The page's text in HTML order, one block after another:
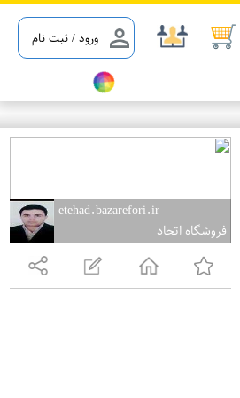
ورود / ثبت نام
etehad.bazarefori.ir
فروشگاه اتحاد